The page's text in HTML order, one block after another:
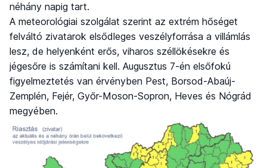
néhány napig tart.
A meteorológiai szolgálat szerint az extrém hőséget
felváltó zivatarok elsődleges veszélyforrása a villámlás
lesz, de helyenként erős, viharos széllökésekre és
jégesőre is számítani kell. Augusztus 7-én elsőfokú
figyelmeztetés van érvényben Pest, Borsod-Abaúj-
Zemplén, Fejér, Győr-Moson-Sopron, Heves és Nógrád
megyében.